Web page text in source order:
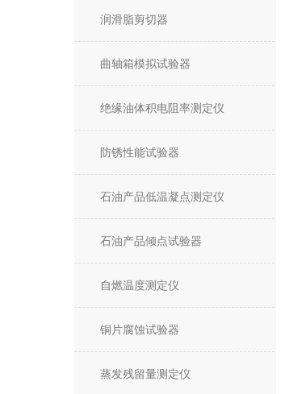
润滑脂剪切器
曲轴箱模拟试验器
绝缘油体积电阻率测定仪
防锈性能试验器
石油产品低温凝点测定仪
石油产品倾点试验器
自燃温度测定仪
铜片腐蚀试验器
蒸发残留量测定仪